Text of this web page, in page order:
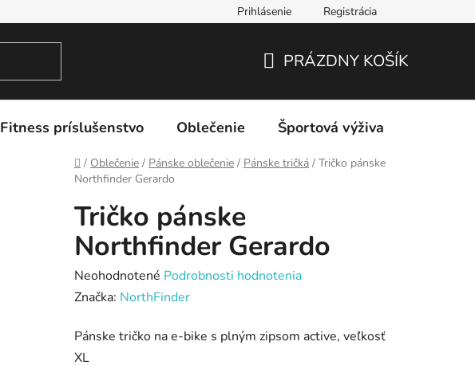
Prihlásenie Registrácia
KOŠÍK
PRÁZDNY KOŠÍK
Fitness príslušenstvo Oblečenie Športová výživa
Domov
/ Oblečenie / Pánske oblečenie / Pánske tričká / Tričko pánske
Northfinder Gerardo
Tričko pánske
Northfinder Gerardo
Priemerné
hodnotenie
je
0,0
Neohodnotené Podrobnosti hodnotenia
Značka: NorthFinder
Pánske tričko na e-bike s plným zipsom active, veľkosť
XL